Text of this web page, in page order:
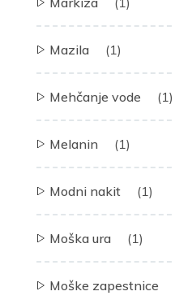
Mazila (1)
Mehčanje vode (1)
Melanin (1)
Modni nakit (1)
Moška ura (1)
Moške zapestnice